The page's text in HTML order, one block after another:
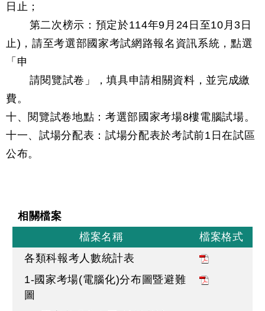
日止；
第二次榜示：預定於114年9月24日至10月3日
止)，請至考選部國家考試網路報名資訊系統，點選
「申
請閱覽試卷」，填具申請相關資料，並完成繳
費。
十、閱覽試卷地點：考選部國家考場8樓電腦試場。
十一、試場分配表：試場分配表於考試前1日在試區
公布。
相關檔案
檔案名稱
檔案格式
各類科報考人數統計表
1-國家考場(電腦化)分布圖暨避難
圖